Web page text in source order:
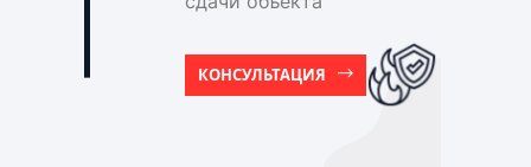
КОНСУЛЬТАЦИЯ